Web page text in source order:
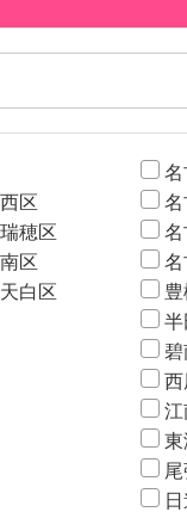
名
区
名
穂区
名
区
名
白区
半
西
江
東